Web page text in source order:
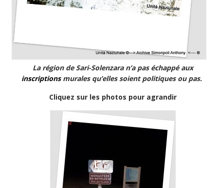
La région de Sari-Solenzara n’a pas échappé aux
inscriptionsmurales qu’elles soient politiques ou pas.
Cliquez sur les photos pour agrandir